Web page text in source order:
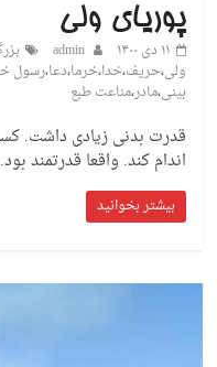
پوریای ولی
۱۱ دی ۱۴۰۰ admin
ولی،حریف،خدا،خرما،دعا،رسول
بینی،مادر،مناعت طبع
قدرت بدنی زیادی داشت.
اندام کند. واقعا قدرتمند
بیشتر بخوانید